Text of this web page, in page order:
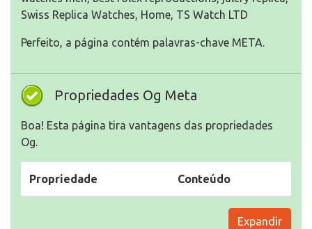
Swiss Replica Watches, Home, TS Watch LTD
Perfeito, a página contém palavras-chave META.
Propriedades Og Meta
Boa! Esta página tira vantagens das propriedades
Og.
Propriedade Conteúdo
Expandir